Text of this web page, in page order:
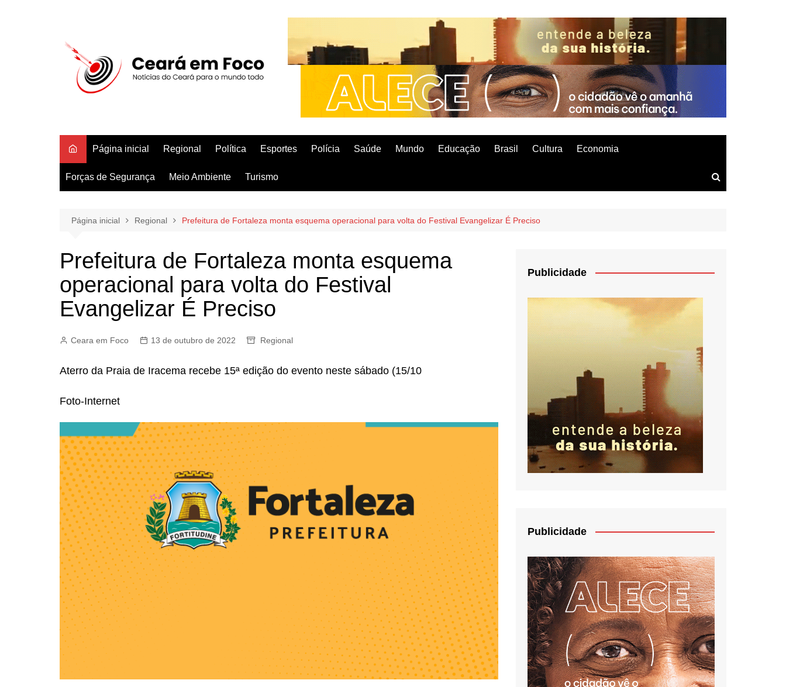
Página inicial Regional Política Esportes Polícia Saúde Mundo Educação Brasil Cultura Economia
Forças de Segurança Meio Ambiente Turismo
Página inicial Regional Prefeitura de Fortaleza monta esquema operacional para volta do Festival Evangelizar É Preciso
Prefeitura de Fortaleza monta esquema
operacional para volta do Festival
Evangelizar É Preciso
Ceara em Foco 13 de outubro de 2022 Regional
Aterro da Praia de Iracema recebe 15ª edição do evento neste sábado (15/10
Foto-Internet
Publicidade
Publicidade